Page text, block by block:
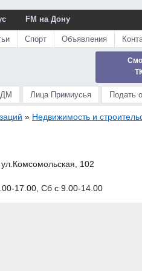
FM на Дону
Спорт Объявления
ДМ Лица Примиусья Подать
» Недвижимость и
102
17.00, Сб с 9.00-14.00